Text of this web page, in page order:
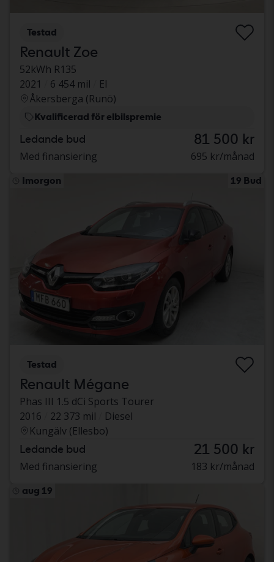
Testad
Renault Zoe
52kWh R135
2021
6 454 mil
El
Åkersberga (Runö)
Kvalificerad för elbilspremie
Ledande bud 81 500 kr
Med finansiering 695 kr/månad
Imorgon 19 Bud
Testad
Renault Mégane
Phas III 1.5 dCi Sports Tourer
2016
22 373 mil
Diesel
Kungälv (Ellesbo)
Ledande bud 21 500 kr
Med finansiering 183 kr/månad
aug 19